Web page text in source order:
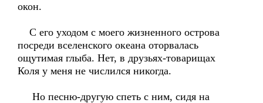
окон.
С его уходом с моего жизненного острова
посреди вселенского океана оторвалась
ощутимая глыба. Нет, в друзьях-товарищах
Коля у меня не числился никогда.
Но песню-другую спеть с ним, сидя на